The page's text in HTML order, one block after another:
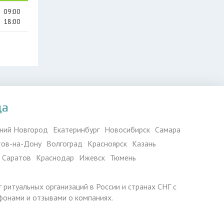
09:00
18:00
Новгород Екатеринбург Новосибирск Самара
на-Дону Волгоград Красноярск Казань
Саратов Краснодар Ижевск Тюмень
ритуальных организаций в России и странах СНГ с
и отзывами о компаниях.